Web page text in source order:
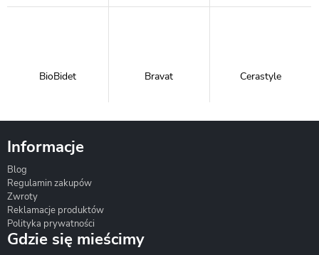
BioBidet Bravat Cerastyle
Informacje
Blog
Regulamin zakupów
Zwroty
Reklamacje produktów
Polityka prywatności
Gdzie się mieścimy